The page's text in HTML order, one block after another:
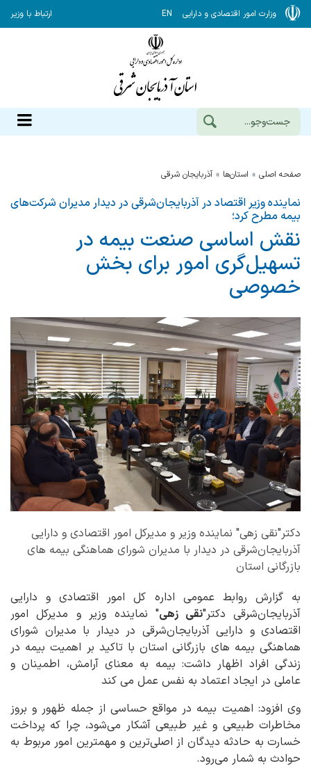
وزارت امور اقتصادی و دارایی EN ارتباط با وزیر
صفحه اصلی استان‌ها آذربايجان شرقي
نماینده وزیر اقتصاد در آذربایجان‌شرقی در دیدار مدیران شرکت‌های
بیمه مطرح کرد؛
نقش اساسی صنعت بیمه در
تسهیل‌گری امور برای بخش
خصوصی
دکتر"نقی زهی" نماینده وزیر و مدیرکل امور اقتصادی و دارایی
آذربایجان‌شرقی در دیدار با مدیران شورای هماهنگی بیمه های
بازرگانی استان
به گزارش روابط عمومی اداره کل امور اقتصادی و دارایی
آذربایجان‌شرقی دکتر"نقی زهی" نماینده وزیر و مدیرکل امور
اقتصادی و دارایی آذربایجان‌شرقی در دیدار با مدیران شورای
هماهنگی بیمه های بازرگانی استان با تاکید بر اهمیت بیمه در
زندگی افراد اظهار داشت: بیمه به معنای آرامش، اطمینان و
عاملی در ایجاد اعتماد به نفس عمل می کند
وی افزود: اهمیت بیمه در مواقع حساسی از جمله ظهور و بروز
مخاطرات طبیعی و غیر طبیعی آشکار می‌شود، چرا که پرداخت
خسارت به حادثه دیدگان از اصلی‌ترین و مهمترین امور مربوط به
حوادث به شمار می‌رود.